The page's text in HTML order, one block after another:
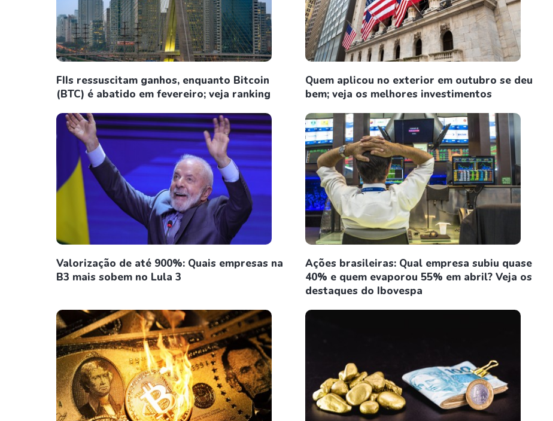
FIIs ressuscitam ganhos, enquanto Bitcoin
(BTC) é abatido em fevereiro; veja ranking
Quem aplicou no exterior em outubro se deu
bem; veja os melhores investimentos
Valorização de até 900%: Quais empresas na
B3 mais sobem no Lula 3
Ações brasileiras: Qual empresa subiu quase
40% e quem evaporou 55% em abril? Veja os
destaques do Ibovespa